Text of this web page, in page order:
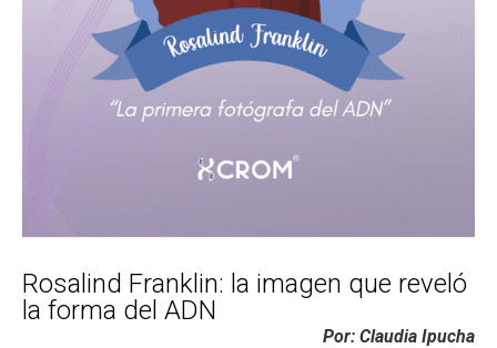
Rosalind Franklin: la imagen que reveló
la forma del ADN
Por: Claudia Ipucha